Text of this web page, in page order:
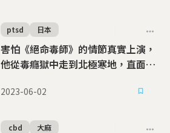
害怕《絕命毒師》的情節真實上演，
他從毒癮獄中走到北極寒地，直面自
ptsd 日本
2023-06-02
cbd 大麻